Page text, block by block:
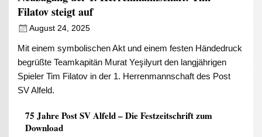
Filatov steigt auf
August 24, 2025
Mit einem symbolischen Akt und einem festen Händedruck
begrüßte Teamkapitän Murat Yeşilyurt den langjährigen
Spieler Tim Filatov in der 1. Herrenmannschaft des Post
SV Alfeld.
75 Jahre Post SV Alfeld – Die Festzeitschrift zum
Download